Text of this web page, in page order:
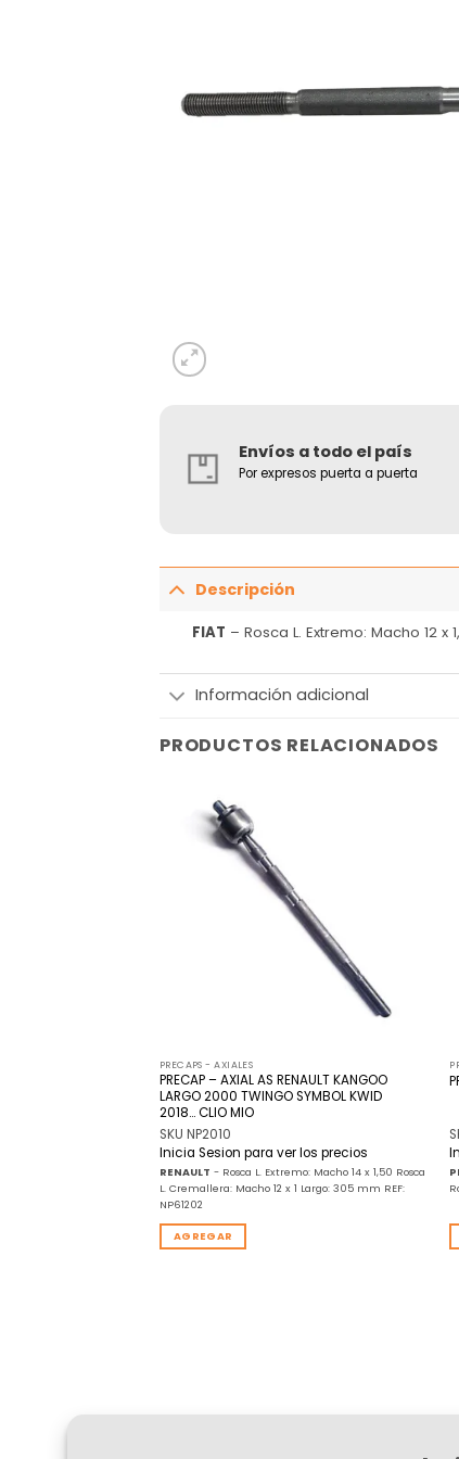
Envíos a todo el país
Por expresos puerta a puerta
Descripción
FIAT – Rosca L. Extremo: Macho 12 x
Información adicional
PRODUCTOS RELACIONADOS
PRECAPS - AXIALES
PRECAP – AXIAL AS RENAULT KANGOO
LARGO 2000 TWINGO SYMBOL KWID
2018… CLIO MIO
SKU NP2010
Inicia Sesion para ver los precios
RENAULT - Rosca L. Extremo: Macho 14 x 1,50 Rosca
L. Cremallera: Macho 12 x 1 Largo: 305 mm REF:
NP61202
AGREGAR